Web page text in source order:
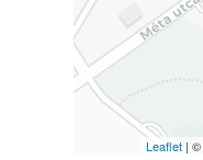
Leaflet| ©